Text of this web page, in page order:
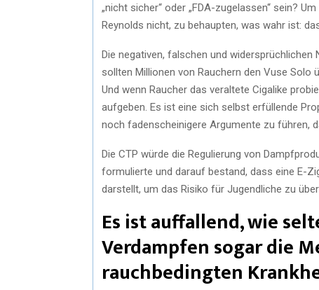
„nicht sicher“ oder „FDA-zugelassen“ sein?
Reynolds nicht, zu behaupten, was wahr ist:
Die negativen, falschen und
sollten Millionen von Rauchern den Vuse Solo
Und wenn Raucher das veraltete Cigalike
aufgeben. Es ist eine sich selbst erfüllende
noch fadenscheinigere Argumente zu führen,
Die CTP würde die Regulierung von
formulierte und darauf bestand, dass eine E-
darstellt, um das Risiko für Jugendliche zu
Es ist auffallend, wie
Verdampfen sogar die
rauchbedingten